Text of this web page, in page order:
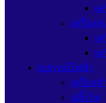
เ
เครื่อง
เ
เ
อุปกรณ์ไฟฟ้า
เครื่องส
ปลั๊กไฟ